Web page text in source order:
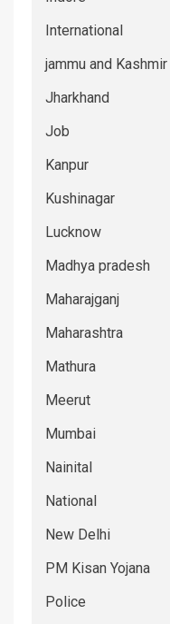
International
jammu and Kashmir
Jharkhand
Job
Kanpur
Kushinagar
Lucknow
Madhya pradesh
Maharajganj
Maharashtra
Mathura
Meerut
Mumbai
Nainital
National
New Delhi
PM Kisan Yojana
Police